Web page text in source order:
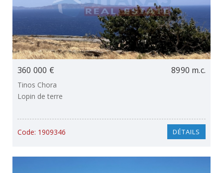
360 000 € 8990 m.c.
Tinos Chora
Lopin de terre
Code: 1909346 DÉTAILS